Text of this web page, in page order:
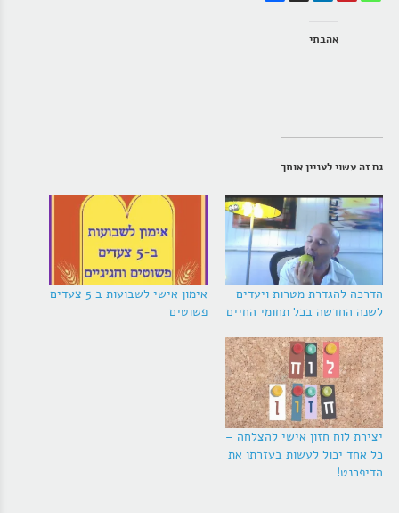
אהבתי
גם זה עשוי לעניין אותך
הדרכה להגדרת מטרות ויעדים
לשנה החדשה בכל תחומי החיים
אימון אישי לשבועות ב 5 צעדים
פשוטים
יצירת לוח חזון אישי להצלחה –
כל אחד יכול לעשות בעזרתו את
הדיפרנט!